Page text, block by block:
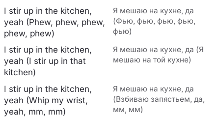
I stir up in the kitchen,
yeah (Phew, phew, phew,
phew, phew)
Я мешаю на кухне, да
(Фью, фью, фью, фью,
фью)
I stir up in the kitchen,
yeah (I stir up in that
kitchen)
Я мешаю на кухне, да (Я
мешаю на той кухне)
I stir up in the kitchen,
yeah (Whip my wrist,
yeah, mm, mm)
Я мешаю на кухне, да
(Взбиваю запястьем, да,
мм, мм)